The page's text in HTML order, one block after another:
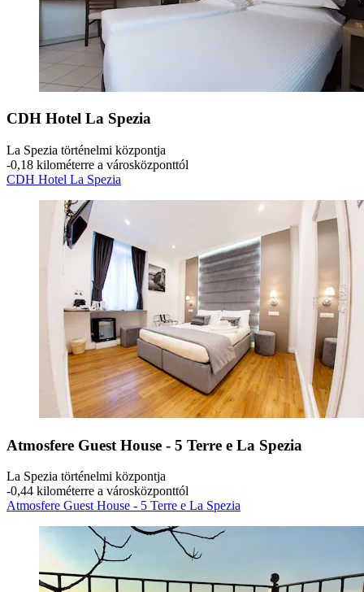
CDH Hotel La Spezia
La Spezia történelmi központja
‐0,18 kilométerre a városközponttól
CDH Hotel La Spezia
Atmosfere Guest House - 5 Terre e La Spezia
La Spezia történelmi központja
‐0,44 kilométerre a városközponttól
Atmosfere Guest House - 5 Terre e La Spezia